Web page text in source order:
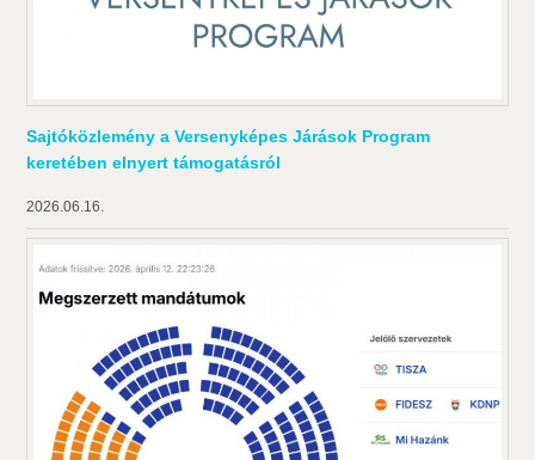
Sajtóközlemény a Versenyképes Járások Program
keretében elnyert támogatásról
2026.06.16.